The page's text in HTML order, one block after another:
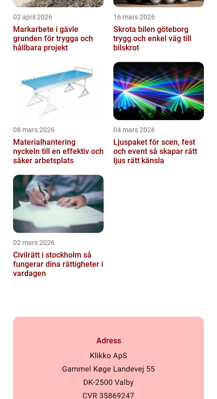
02 april 2026
Markarbete i gävle
grunden för trygga och
hållbara projekt
16 mars 2026
Skrota bilen göteborg
trygg och enkel väg till
bilskrot
08 mars 2026
Materialhantering
nyckeln till en effektiv och
säker arbetsplats
04 mars 2026
Ljuspaket för scen, fest
och event så skapar rätt
ljus rätt känsla
02 mars 2026
Civilrätt i stockholm så
fungerar dina rättigheter i
vardagen
Adress